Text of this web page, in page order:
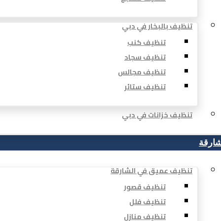
تنظيف بالبخار في دبي
تنظيف كنب
تنظيف سجاد
تنظيف مجالس
تنظيف ستائر
تنظيف خزانات في دبي
تنظيف عميق في الشارقة
تنظيف قصور
تنظيف فلل
تنظيف منازل